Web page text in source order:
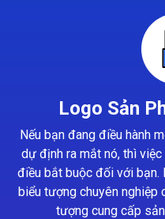
Logo Sản
Nếu bạn đang điều hành
dự định ra mắt nó, thì
điều bắt buộc đối với bạn.
biểu tượng chuyên nghiệp
tượng cung cấp